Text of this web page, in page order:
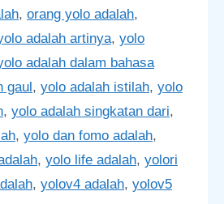
, orang yolo adalah,
adalah artinya, yolo
adalah dalam bahasa
gaul , yolo adalah istilah, yolo
, yolo adalah singkatan dari,
, yolo dan fomo adalah,
, yolo life adalah, yolori
, yolov4 adalah, yolov5